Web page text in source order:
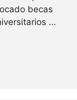
becas
…